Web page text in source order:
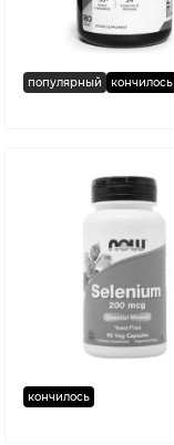
популярный кончилось
кончилось